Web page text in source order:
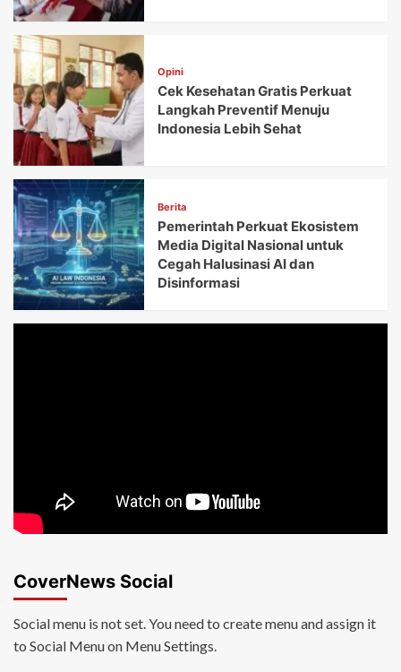
Opini
Cek Kesehatan Gratis Perkuat
Langkah Preventif Menuju
Indonesia Lebih Sehat
Berita
Pemerintah Perkuat Ekosistem
Media Digital Nasional untuk
Cegah Halusinasi AI dan
Disinformasi
CoverNews Social
Social menu is not set. You need to create menu and assign it
to Social Menu on Menu Settings.